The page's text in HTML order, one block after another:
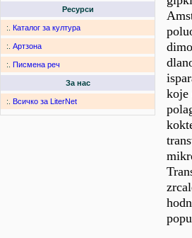
Ресурси
:. Каталог за култура
:. Артзона
:. Писмена реч
За нас
:. Всичко за LiterNet
koje